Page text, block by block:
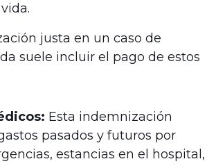
justa en un caso de
suele incluir el pago de estos
Esta indemnización
pasados y futuros por
estancias en el hospital,